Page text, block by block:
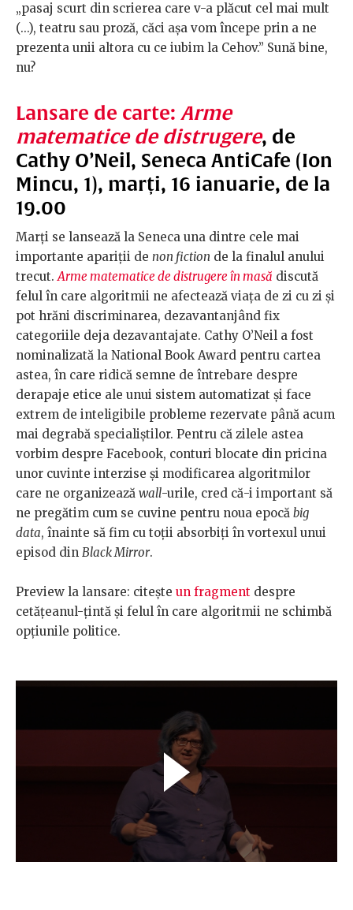
„pasaj scurt din scrierea care v-a plăcut cel mai mult
(...), teatru sau proză, căci așa vom începe prin a ne
prezenta unii altora cu ce iubim la Cehov.” Sună bine,
nu?
Lansare de carte: Arme
matematice de distrugere, de
Cathy O’Neil, Seneca AntiCafe (Ion
Mincu, 1), marți, 16 ianuarie, de la
19.00
Marți se lansează la Seneca una dintre cele mai
importante apariții de non fiction de la finalul anului
trecut.Arme matematice de distrugere în masă discută
felul în care algoritmii ne afectează viața de zi cu zi și
pot hrăni discriminarea, dezavantanjând fix
categoriile deja dezavantajate. Cathy O’Neil a fost
nominalizată la National Book Award pentru cartea
astea, în care ridică semne de întrebare despre
derapaje etice ale unui sistem automatizat și face
extrem de inteligibile probleme rezervate până acum
mai degrabă specialiștilor. Pentru că zilele astea
vorbim despre Facebook, conturi blocate din pricina
unor cuvinte interzise și modificarea algoritmilor
care ne organizează wall-urile, cred că-i important să
ne pregătim cum se cuvine pentru noua epocă big
data, înainte să fim cu toții absorbiți în vortexul unui
episod din Black Mirror.
Preview la lansare: citește un fragment despre
cetățeanul-țintă și felul în care algoritmii ne schimbă
opțiunile politice.